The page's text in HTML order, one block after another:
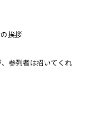
挨拶
参列者は招いてくれ